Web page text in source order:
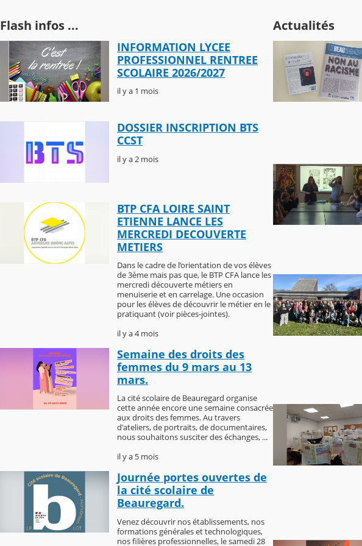
Flash infos ...
INFORMATION LYCEE
PROFESSIONNEL RENTREE
SCOLAIRE 2026/2027
il y a 1 mois
DOSSIER INSCRIPTION BTS
CCST
il y a 2 mois
BTP CFA LOIRE SAINT
ETIENNE LANCE LES
MERCREDI DECOUVERTE
METIERS
Dans le cadre de l’orientation de vos élèves
de 3ème mais pas que, le BTP CFA lance les
mercredi découverte métiers en
menuiserie et en carrelage. Une occasion
pour les élèves de découvrir le métier en le
pratiquant (voir pièces-jointes).
il y a 4 mois
Semaine des droits des
femmes du 9 mars au 13
mars.
La cité scolaire de Beauregard organise
cette année encore une semaine consacrée
aux droits des femmes. Au travers
d'ateliers, de portraits, de documentaires,
nous souhaitons susciter des échanges, ...
il y a 5 mois
Journée portes ouvertes de
la cité scolaire de
Beauregard.
Venez découvrir nos établissements, nos
formations générales et technologiques,
nos filières professionnelles, le samedi 28
Actualités